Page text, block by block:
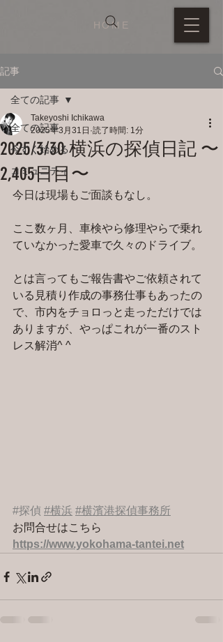
HOME
記事
全ての記事
今すぐ始める
コミュニティ
全ての記事
2025/3/30 横浜の探偵日記 〜
2,405日目〜
Takeyoshi Ichikawa
2025年3月31日 読了時間: 1分
今日は現場もご面談もなし。
ここ数ヶ月、車検やら修理やらで乗れ
ていなかった愛車で久々のドライブ。
とは言ってもご報告書やご依頼されて
いる見積り作成の事務仕事もあったの
で、市内をチョロっと走っただけでは
ありますが、やっぱこれが一番のスト
レス解消^ ^
#探偵 #横浜 #横濱港探偵事務所
お問合せはこちら
https://www.yokohama-tantei.net